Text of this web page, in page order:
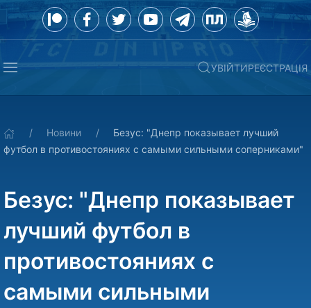
УВІЙТИРЕЄСТРАЦІЯ
Новини
Безус: "Днепр показывает лучший
футбол в противостояниях с самыми сильными соперниками"
Безус: "Днепр показывает
лучший футбол в
противостояниях с
самыми сильными